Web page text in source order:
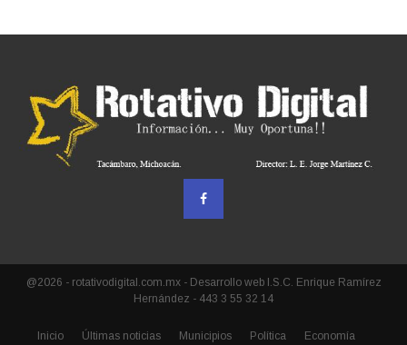
@2026 - rotativodigital.com.mx - Desarrollo web I.S.C. Enrique Ramírez
Hernández - 443 3 55 32 14
Inicio Últimas noticias Municipios Política Economía